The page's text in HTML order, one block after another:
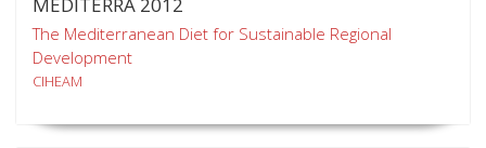
The Mediterranean Diet for Sustainable Regional
Development
CIHEAM